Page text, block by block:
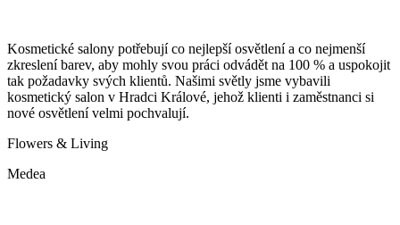
Kosmetické salony potřebují co nejlepší osvětlení a co nejmenší
zkreslení barev, aby mohly svou práci odvádět na 100 % a uspokojit
tak požadavky svých klientů. Našimi světly jsme vybavili
kosmetický salon v Hradci Králové, jehož klienti i zaměstnanci si
nové osvětlení velmi pochvalují.
Flowers & Living
Medea